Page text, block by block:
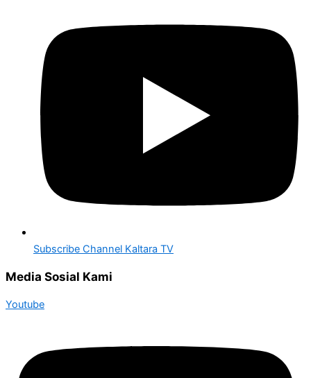
Subscribe Channel Kaltara TV
Media Sosial Kami
Youtube